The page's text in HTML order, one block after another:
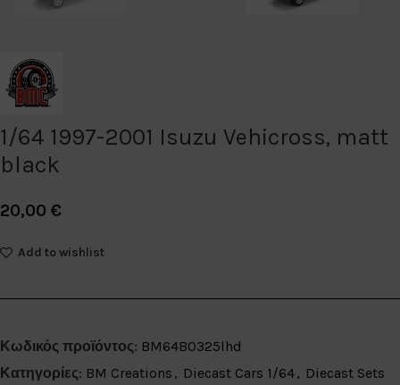
1/64 1997-2001 Isuzu Vehicross, matt
black
20,00 €
Add to wishlist
Κωδικός προϊόντος: BM64B0325lhd
Κατηγορίες: BM Creations , Diecast Cars 1/64, Diecast Sets